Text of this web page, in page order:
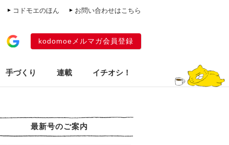
コドモエのほん お問い合わせはこちら
kodomoeメルマガ会員登録
手づくり 連載 イチオシ！
最新号のご案内